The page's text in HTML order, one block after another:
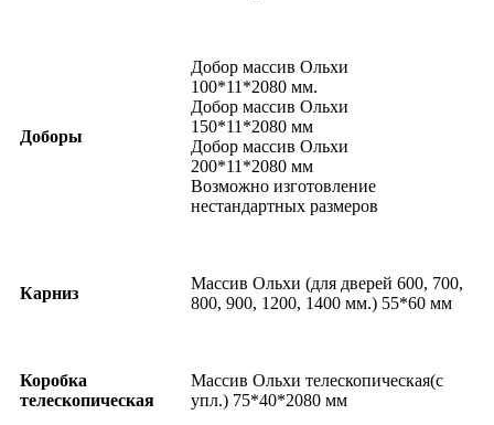
Доборы
Добор массив Ольхи
100*11*2080 мм.
Добор массив Ольхи
150*11*2080 мм
Добор массив Ольхи
200*11*2080 мм
Возможно изготовление
нестандартных размеров
Карниз
Массив Ольхи (для дверей 600, 700,
800, 900, 1200, 1400 мм.) 55*60 мм
Коробка
телескопическая
Массив Ольхи телескопическая(с
упл.) 75*40*2080 мм